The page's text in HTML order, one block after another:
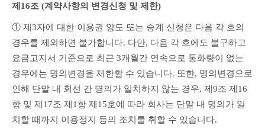
제16조 (계약사항의 변경신청 및 제한)
① 제3자에 대한 이용권 양도 또는 승계 신청은 다음 각 호의
경우를 제외하면 불가합니다. 다만, 다음 각 호에도 불구하고
요금고지서 기준으로 최근 3개월간 연속으로 통화량이 없는
경우에는 명의변경을 제한할 수 있습니다. 또한, 명의변경으로
인해 단말 내 회선 간 명의가 일치하지 않는 경우, 제9조 제16
항 및 제17조 제1항 제15호에 따라 회사는 단말 내 명의가 일
치할 때까지 이용정지 등의 조치를 취할 수 있습니다.